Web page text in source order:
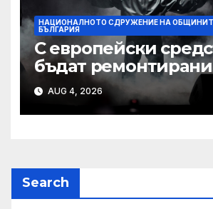
НАЦИОНАЛНОТО СДРУЖЕНИЕ НА
БЪЛГАРИЯ
С европейски
бъдат
най-стари
AUG 4, 2026
Search